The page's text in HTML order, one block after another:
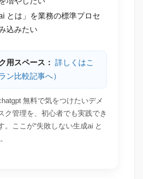
ai とは」を業務の標準プロセ
込みたい
用スペース： 詳しくはこ
ン比較記事へ）
無料で気をつけたいデメ
ク管理を、初心者でも実践でき
。ここが“失敗しない生成ai と